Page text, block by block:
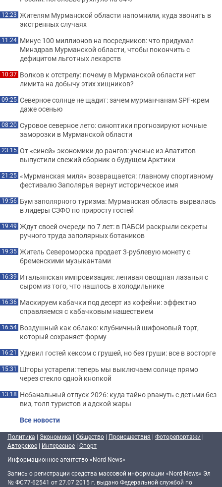
12:23 Жителям Мурманской области напомнили, куда звонить в
экстренных случаях
11:24 Минус 100 миллионов на посредников: что придумал
Минздрав Мурманской области, чтобы покончить с
дефицитом льготных лекарств
10:37 Волков к отстрелу: почему в Мурманской области нет
лимита на добычу этих хищников?
09:25 Северное солнце не щадит: зачем мурманчанам SPF-крем
даже осенью
08:20 Суровое северное лето: синоптики прогнозируют ночные
заморозки в Мурманской области
23:15 От «синей» экономики до рангов: ученые из Апатитов
выпустили свежий сборник о будущем Арктики
21:25 «Мурманская миля» возвращается: главному спортивному
фестивалю Заполярья вернут историческое имя
19:56 Бум заполярного туризма: Мурманская область вырвалась
в лидеры СЗФО по приросту гостей
19:49 Ждут своей очереди по 7 лет: в ПАБСИ раскрыли секреты
ручного труда заполярных ботаников
19:35 Житель Североморска продает 3-рублевую монету с
бременскими музыкантами
16:39 Итальянская импровизация: ленивая овощная лазанья с
сыром из того, что нашлось в холодильнике
16:36 Маскируем кабачки под десерт из кофейни: эффектно
справляемся с кабачковым нашествием
16:54 Воздушный как облако: клубничный шифоновый торт,
который сохраняет форму
16:21 Удивил гостей кексом с грушей, но без груши: все в восторге
15:31 Шторы устарели: теперь мы выключаем солнце прямо
через стекло одной кнопкой
13:18 Небанальный отпуск 2026: куда тайно рвануть с детьми без
виз, толп туристов и адской жары
Все новости
Политика | Экономика | Общество | Происшествия | Фоторепортажи |
Авторское | Интересное | Спорт
Информационное агентство «Nord-News»
Запись о регистрации средства массовой информации «Nord-News» Эл
№ ФС77-62541 от 27.07.2015 г. выдано Федеральной службой по